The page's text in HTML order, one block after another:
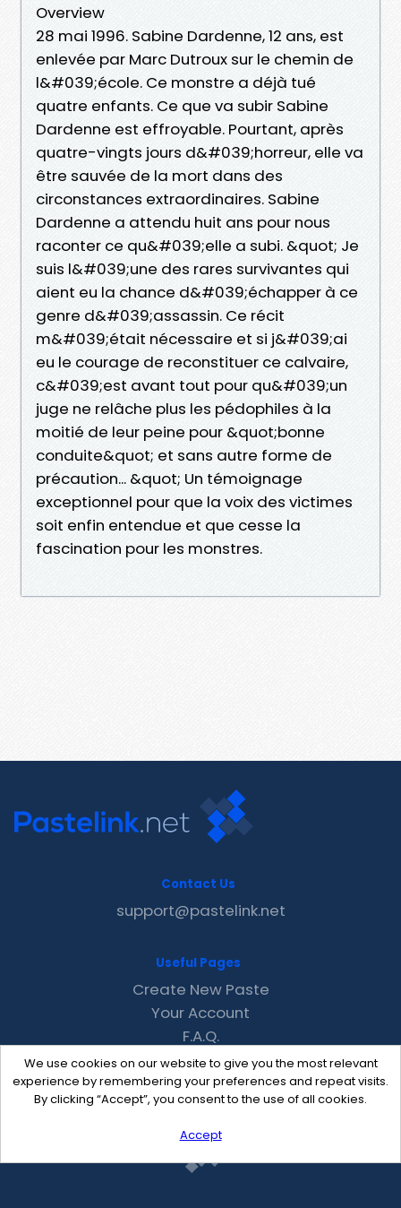
Overview
28 mai 1996. Sabine Dardenne, 12 ans, est
enlevée par Marc Dutroux sur le chemin de
l&#039;école. Ce monstre a déjà tué
quatre enfants. Ce que va subir Sabine
Dardenne est effroyable. Pourtant, après
quatre-vingts jours d&#039;horreur, elle va
être sauvée de la mort dans des
circonstances extraordinaires. Sabine
Dardenne a attendu huit ans pour nous
raconter ce qu&#039;elle a subi. &quot; Je
suis l&#039;une des rares survivantes qui
aient eu la chance d&#039;échapper à ce
genre d&#039;assassin. Ce récit
m&#039;était nécessaire et si j&#039;ai
eu le courage de reconstituer ce calvaire,
c&#039;est avant tout pour qu&#039;un
juge ne relâche plus les pédophiles à la
moitié de leur peine pour &quot;bonne
conduite&quot; et sans autre forme de
précaution... &quot; Un témoignage
exceptionnel pour que la voix des victimes
soit enfin entendue et que cesse la
fascination pour les monstres.
We use cookies on our website to give you the most relevant
experience by remembering your preferences and repeat visits.
By clicking “Accept”, you consent to the use of all cookies.
Accept
Contact Us
support@pastelink.net
Useful Pages
Create New Paste
Your Account
F.A.Q.
Recent
Contact